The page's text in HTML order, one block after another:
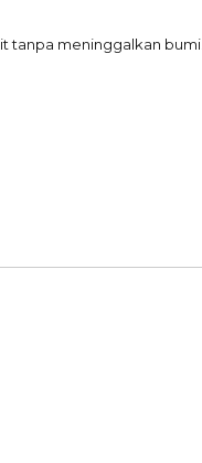
tanpa meninggalkan bumi.